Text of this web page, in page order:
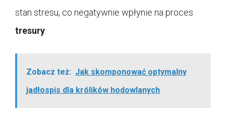
stan stresu, co negatywnie wpłynie na proces
tresury
Zobacz też: Jak skomponować optymalny
jadłospis dla królików hodowlanych